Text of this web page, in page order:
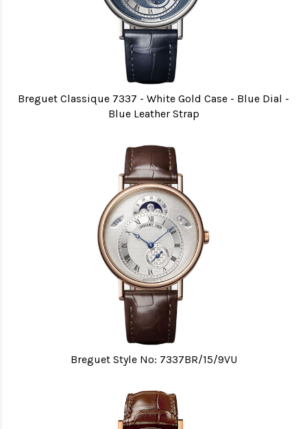
Breguet Classique 7337 - White Gold Case - Blue Dial -
Blue Leather Strap
Breguet Style No: 7337BR/15/9VU